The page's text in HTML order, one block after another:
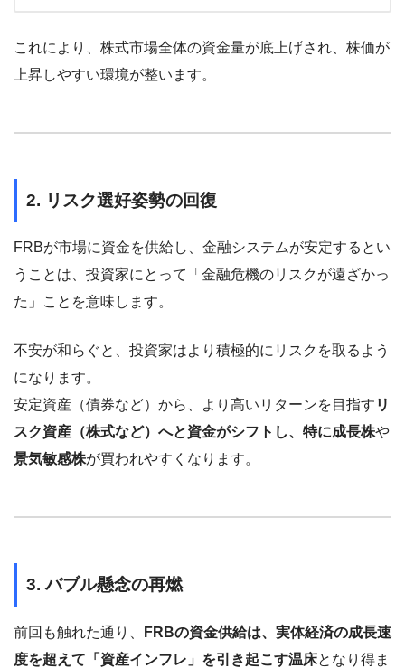
これにより、株式市場全体の資金量が底上げされ、株価が
上昇しやすい環境が整います。
2. リスク選好姿勢の回復
FRBが市場に資金を供給し、金融システムが安定するとい
うことは、投資家にとって「金融危機のリスクが遠ざかっ
た」ことを意味します。
不安が和らぐと、投資家はより積極的にリスクを取るよう
になります。
安定資産（債券など）から、より高いリターンを目指す リ
スク資産（株式など）へと資金がシフトし、特に成長株や
景気敏感株が買われやすくなります。
3. バブル懸念の再燃
前回も触れた通り、
FRBの資金供給は、実体経済の成長速
度を超えて「資産インフレ」を引き起こす温床となり得ま